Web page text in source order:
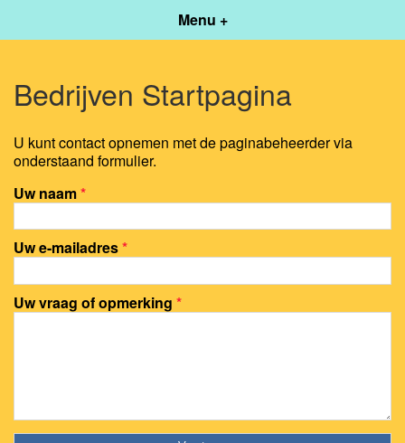
Menu +
Bedrijven Startpagina
U kunt contact opnemen met de paginabeheerder via
onderstaand formulier.
Uw naam*
Uw e-mailadres*
Uw vraag of opmerking *